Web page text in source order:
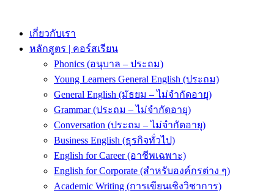
contentเกี่ยวกับเรา
หลักสูตร | คอร์สเรียน
Phonics (อนุบาล – ประถม)
Young Learners General English (ประถม)
General English (มัธยม – ไม่จำกัดอายุ)
Grammar (ประถม – ไม่จำกัดอายุ)
Conversation (ประถม – ไม่จำกัดอายุ)
Business English (ธุรกิจทั่วไป)
English for Career (อาชีพเฉพาะ)
English for Corporate (สำหรับองค์กรต่าง ๆ)
Academic Writing (การเขียนเชิงวิชาการ)